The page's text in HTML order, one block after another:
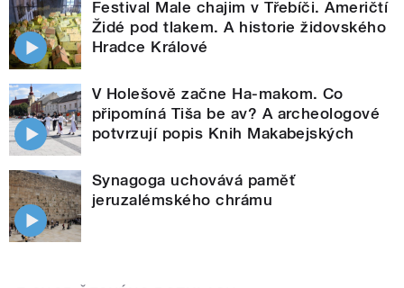
Festival Male chajim v Třebíči. Američtí
Židé pod tlakem. A historie židovského
Hradce Králové
V Holešově začne Ha-makom. Co
připomíná Tiša be av? A archeologové
potvrzují popis Knih Makabejských
Synagoga uchovává paměť
jeruzalémského chrámu